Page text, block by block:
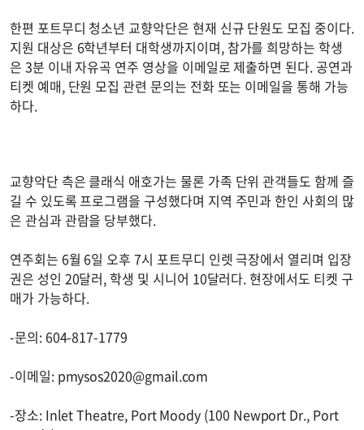
한편 포트무디 청소년 교향악단은 현재 신규 단원도 모집 중이다.
지원 대상은 6학년부터 대학생까지이며, 참가를 희망하는 학생
은 3분 이내 자유곡 연주 영상을 이메일로 제출하면 된다. 공연과
티켓 예매, 단원 모집 관련 문의는 전화 또는 이메일을 통해 가능
하다.
교향악단 측은 클래식 애호가는 물론 가족 단위 관객들도 함께 즐
길 수 있도록 프로그램을 구성했다며 지역 주민과 한인 사회의 많
은 관심과 관람을 당부했다.
연주회는 6월 6일 오후 7시 포트무디 인렛 극장에서 열리며 입장
권은 성인 20달러, 학생 및 시니어 10달러다. 현장에서도 티켓 구
매가 가능하다.
-문의: 604-817-1779
-이메일: pmysos2020@gmail.com
-장소: Inlet Theatre, Port Moody (100 Newport Dr., Port